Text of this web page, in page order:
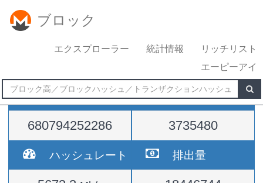
ブロック
エクスプローラー 統計情報
リッチリスト
エーピーアイ
難易度
680794252286
高さ
3735480
ハッシュレート 排出量